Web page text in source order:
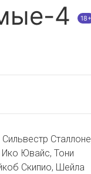
4 18+
Ико Ювайс, Тони
Скипио, Шейла